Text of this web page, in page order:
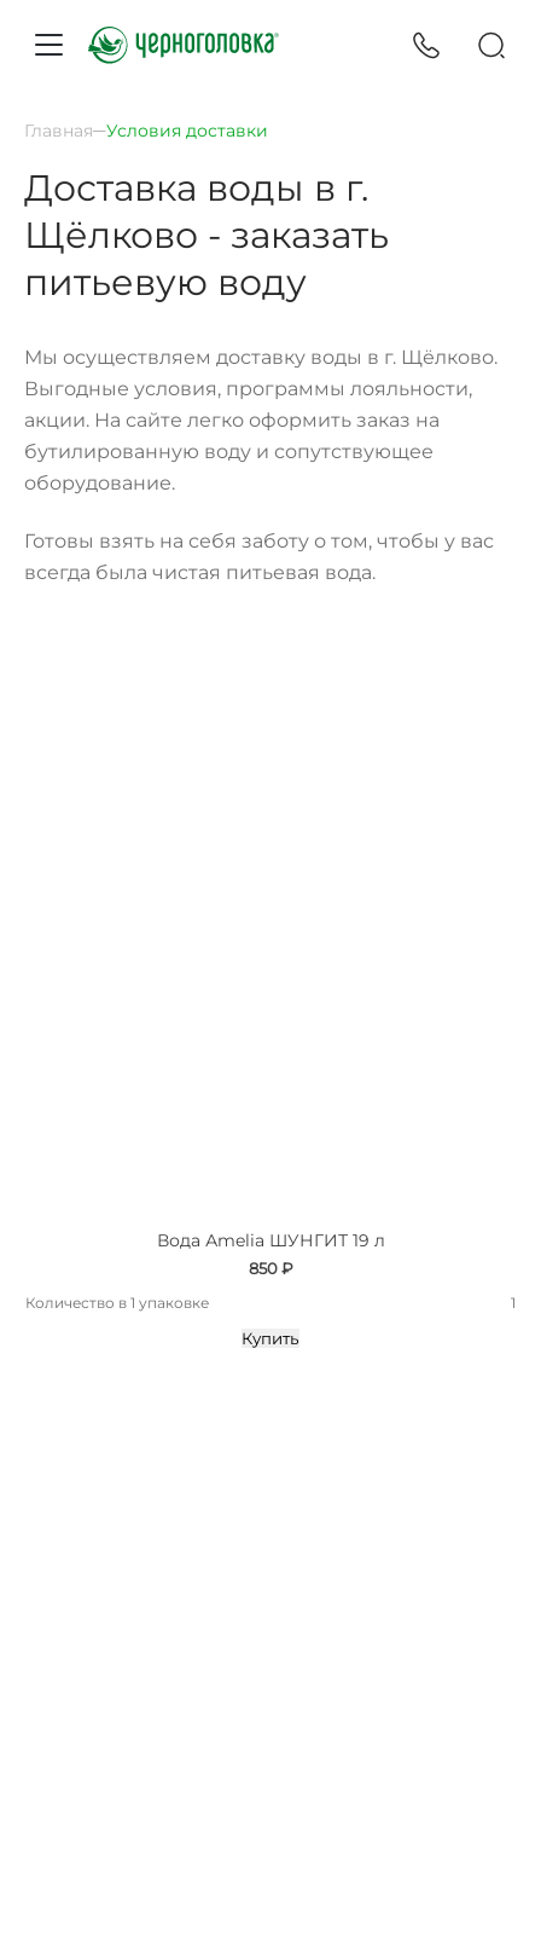
Главная Условия доставки
Доставка воды в г.
Щёлково - заказать
питьевую воду
Мы осуществляем доставку воды в г. Щёлково.
Выгодные условия, программы лояльности,
акции. На сайте легко оформить заказ на
бутилированную воду и сопутствующее
оборудование.
Готовы взять на себя заботу о том, чтобы у вас
всегда была чистая питьевая вода.
Вода Аmelia ШУНГИТ 19 л
850 ₽
Количество в 1 упаковке 1
Купить